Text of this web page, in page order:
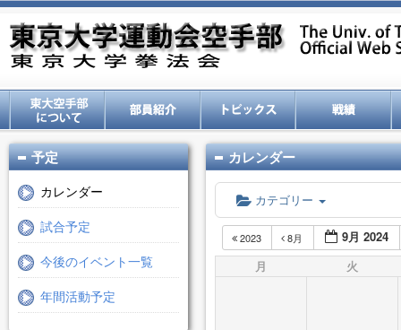
予定
カレンダー
試合予定
今後のイベント一覧
年間活動予定
カレンダー
カテゴリー
2023 8月
9月 2024
月
火